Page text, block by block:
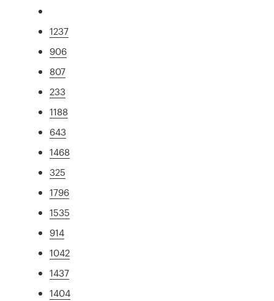
1237
906
807
233
1188
643
1468
325
1796
1535
914
1042
1437
1404